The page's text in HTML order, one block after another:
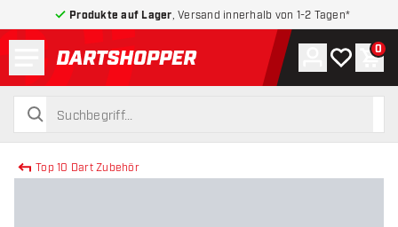
Produkte auf Lager , Versand innerhalb von 1-2 Tagen*
zurück zur Startseite
suchen
suchen
Konto
Meine 0
Top 10 Dart Zubehör